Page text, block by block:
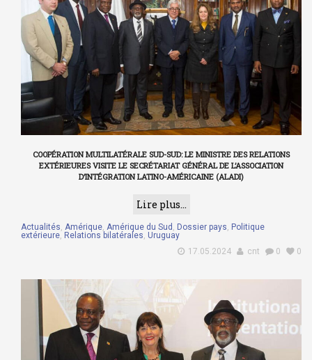
COOPÉRATION MULTILATÉRALE SUD-SUD: LE MINISTRE DES RELATIONS
EXTÉRIEURES VISITE LE SECRÉTARIAT GÉNÉRAL DE L’ASSOCIATION
D’INTÉGRATION LATINO-AMÉRICAINE (ALADI)
Lire plus...
Actualités, Amérique, Amérique du Sud , Dossier pays, Politique
extérieure, Relations bilatérales, Uruguay
17.05.2024
cnt 0 0